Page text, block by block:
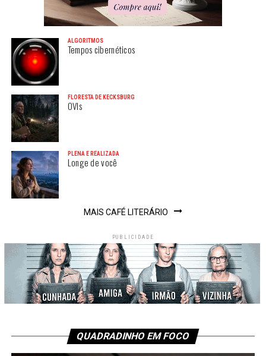
ALGORITMOS
Tempos cibernéticos
FLORESTA DE KECKSBURG
OVIs
PLENA E REALIZADA
Longe de você
MAIS CAFÉ LITERÁRIO
PUBLICIDADE
QUADRADINHO EM FOCO